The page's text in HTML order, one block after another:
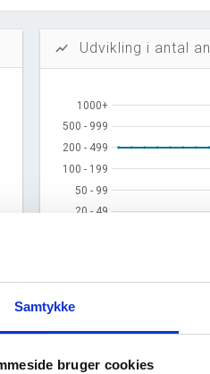
Samtykke
bruger cookies
show_chart Udvikling i antal
2015 M12015 M32015 M52015 M7
20 - 49
20 - 49
50 - 99
50 - 99
100 - 199
100 - 199
200 - 499
200 - 499
500 - 999
500 - 999
1000+
1000+